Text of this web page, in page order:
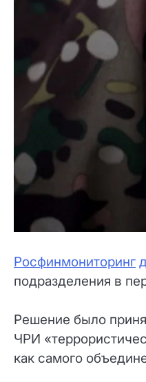
Росфинмониторинг
подразделения в
Решение было
ЧРИ
как самого